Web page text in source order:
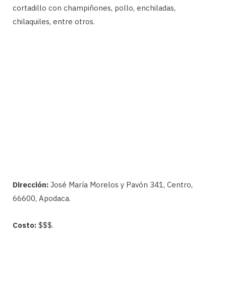
cortadillo con champiñones, pollo, enchiladas,
chilaquiles, entre otros.
Dirección: José María Morelos y Pavón 341, Centro,
66600, Apodaca.
Costo: $$$.